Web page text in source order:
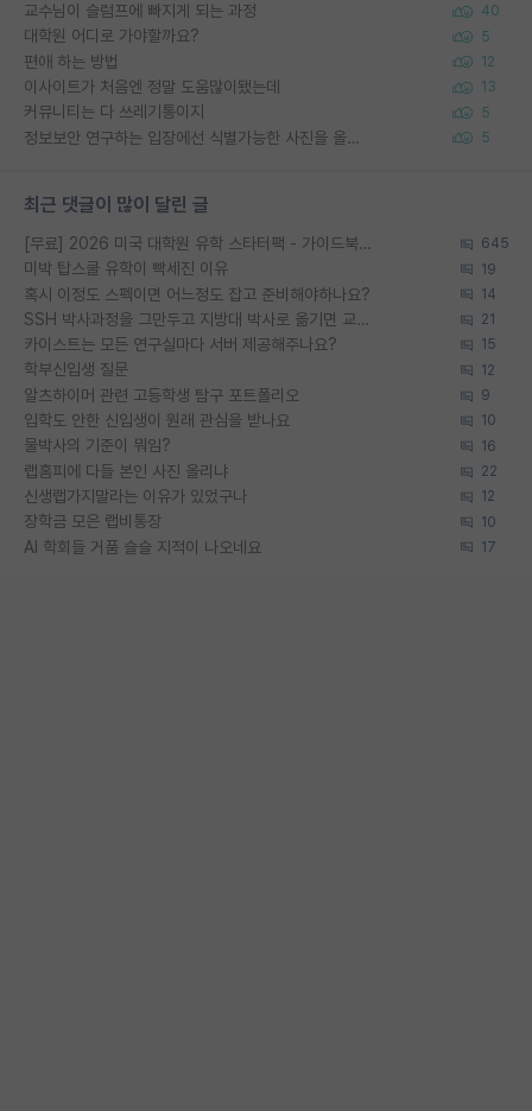
교수님이 슬럼프에 빠지게 되는 과정 40
대학원 어디로 가야할까요? 5
편애 하는 방법 12
이사이트가 처음엔 정말 도움많이됐는데 13
커뮤니티는 다 쓰레기통이지 5
정보보안 연구하는 입장에선 식별가능한 사진을 올리는건 비추이긴함 5
최근 댓글이 많이 달린 글
[무료] 2026 미국 대학원 유학 스타터팩 - 가이드북 & 합격자 컨택메일 템플릿 645
미박 탑스쿨 유학이 빡세진 이유 19
혹시 이정도 스펙이면 어느정도 잡고 준비해야하나요? 14
SSH 박사과정을 그만두고 지방대 박사로 옮기면 교수의 꿈은 끝일까요? 21
카이스트는 모든 연구실마다 서버 제공해주나요? 15
학부신입생 질문 12
알츠하이머 관련 고등학생 탐구 포트폴리오 9
입학도 안한 신입생이 원래 관심을 받나요 10
물박사의 기준이 뭐임? 16
랩홈피에 다들 본인 사진 올리냐 22
신생랩가지말라는 이유가 있었구나 12
장학금 모은 랩비통장 10
AI 학회들 거품 슬슬 지적이 나오네요 17